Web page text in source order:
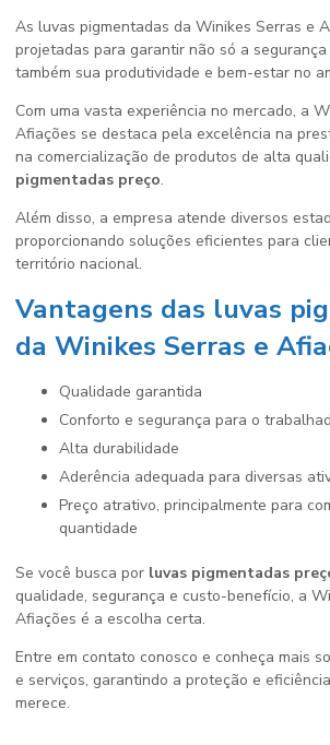
As luvas pigmentadas da Winikes Serras e
projetadas para garantir não só a
também sua produtividade e bem-estar no
Com uma vasta experiência no mercado, a
Afiações se destaca pela excelência na
na comercialização de produtos de alta
pigmentadas preço.
Além disso, a empresa atende diversos
proporcionando soluções eficientes para
território nacional.
Vantagens das luvas
da Winikes Serras e
Qualidade garantida
Conforto e segurança para o
Alta durabilidade
Aderência adequada para diversas
Preço atrativo, principalmente para compras em grande
quantidade
Se você busca por luvas pigmentadas
qualidade, segurança e custo-benefício, a
Afiações é a escolha certa.
Entre em contato conosco e conheça mais
e serviços, garantindo a proteção e
merece.